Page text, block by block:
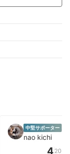
中堅サポーター
nao kichi
4